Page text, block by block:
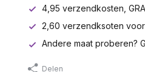
4,95 verzendkosten,
2,60 verzendksoten
Andere maat proberen?
Delen